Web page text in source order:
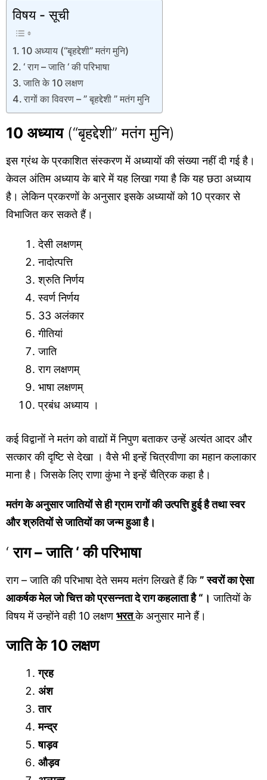
विषय - सूची
10 अध्याय (“बृहद्देशी” मतंग मुनि)
‘ राग – जाति ‘ की परिभाषा
जाति के 10 लक्षण
रागों का विवरण – ” बृहद्देशी ” मतंग मुनि
10 अध्याय(“बृहद्देशी” मतंग मुनि)
इस ग्रंथ के प्रकाशित संस्करण में अध्यायों की संख्या नहीं दी गई है।
केवल अंतिम अध्याय के बारे में यह लिखा गया है कि यह छठा अध्याय
है। लेकिन प्रकरणों के अनुसार इसके अध्यायों को 10 प्रकार से
विभाजित कर सकते हैं।
देसी लक्षणम्
नादोत्पत्ति
श्रुति निर्णय
स्वर्ण निर्णय
33 अलंकार
गीतियां
जाति
राग लक्षणम्
भाषा लक्षणम्
प्रबंध अध्याय ।
कई विद्वानों ने मतंग को वाद्यों में निपुण बताकर उन्हें अत्यंत आदर और
सत्कार की दृष्टि से देखा । वैसे भी इन्हें चित्रवीणा का महान कलाकार
माना है। जिसके लिए राणा कुंभा ने इन्हें चैत्रिक कहा है।
मतंग के अनुसार जातियों से ही ग्राम रागों की उत्पत्ति हुई है तथा स्वर
और श्रुतियों से जातियों का जन्म हुआ है।
‘राग – जाति ‘ की परिभाषा
राग – जाति की परिभाषा देते समय मतंग लिखते हैं कि” स्वरों का ऐसा
आकर्षक मेल जो चित्त को प्रसन्नता दे राग कहलाता है “। जातियों के
विषय में उन्होंने वही 10 लक्षणभरतके अनुसार माने हैं।
जाति के 10 लक्षण
ग्रह
अंश
तार
मन्द्र
षाड़व
औड़व